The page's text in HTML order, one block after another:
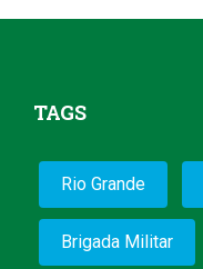
TAGS
Rio Grande
Brigada Militar